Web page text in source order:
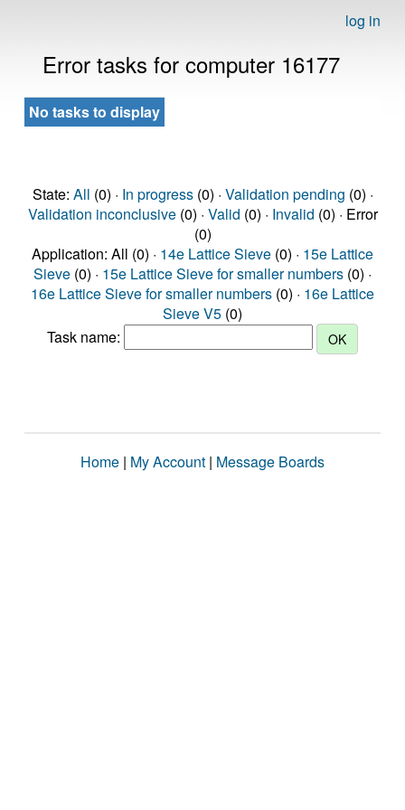
log in
Error tasks for computer 16177
No tasks to display
State: All (0) · In progress(0) · Validation pending (0) ·
Validation inconclusive(0) · Valid (0) · Invalid (0) · Error
(0)
Application: All (0) · 14e Lattice Sieve (0) · 15e Lattice
Sieve (0) · 15e Lattice Sieve for smaller numbers (0) ·
16e Lattice Sieve for smaller numbers (0) · 16e Lattice
Sieve V5 (0)
Task name:
Home | My Account | Message Boards